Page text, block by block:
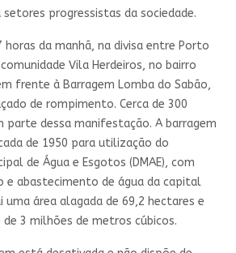
setores progressistas da sociedade.
horas da manhã, na divisa entre Porto
Vila Herdeiros, no bairro
frente à Barragem Lomba do Sabão,
de rompimento. Cerca de 300
parte dessa manifestação. A barragem
de 1950 para utilização do
de Água e Esgotos (DMAE), com
e abastecimento de água da capital
uma área alagada de 69,2 hectares e
3 milhões de metros cúbicos.